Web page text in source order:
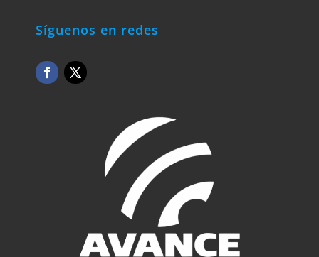
Síguenos en redes